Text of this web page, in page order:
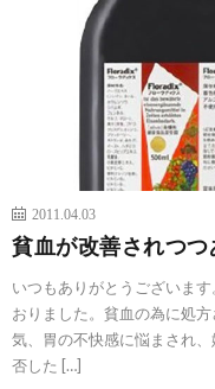
2011.04.03
貧血が改善されつつ
いつもありがとうございま
おりました。貧血の為に処
気、胃の不快感に悩まされ
否した […]